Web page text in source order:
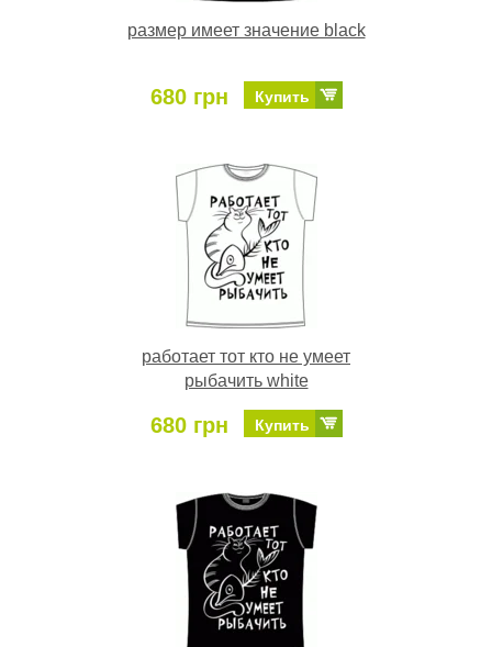
размер имеет значение black
680 грн Купить
работает тот кто не умеет
рыбачить white
680 грн Купить